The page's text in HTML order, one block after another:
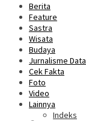
Berita
Feature
Sastra
Wisata
Budaya
Jurnalisme Data
Cek Fakta
Foto
Video
Lainnya
Indeks